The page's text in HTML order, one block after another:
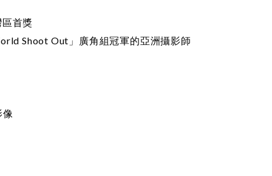
首獎
Shoot Out」廣角組冠軍的亞洲攝影師
像